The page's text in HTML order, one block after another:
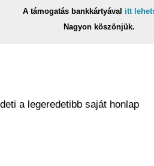
A támogatás bankkártyával itt
Nagyon köszönjük.
a legeredetibb saját honlap